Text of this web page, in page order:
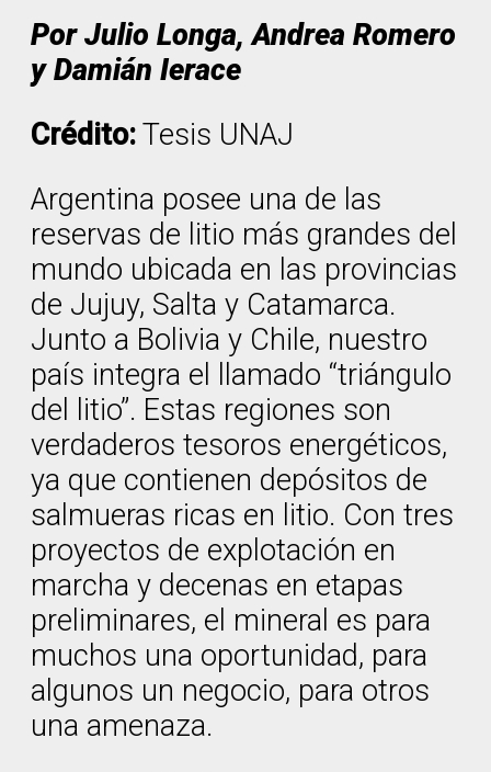
Por Julio Longa, Andrea Romero
y Damián Ierace
Crédito:Tesis UNAJ
Argentina posee una de las
reservas de litio más grandes del
mundo ubicada en las provincias
de Jujuy, Salta y Catamarca.
Junto a Bolivia y Chile, nuestro
país integra el llamado “triángulo
del litio”. Estas regiones son
verdaderos tesoros energéticos,
ya que contienen depósitos de
salmueras ricas en litio. Con tres
proyectos de explotación en
marcha y decenas en etapas
preliminares, el mineral es para
muchos una oportunidad, para
algunos un negocio, para otros
una amenaza.